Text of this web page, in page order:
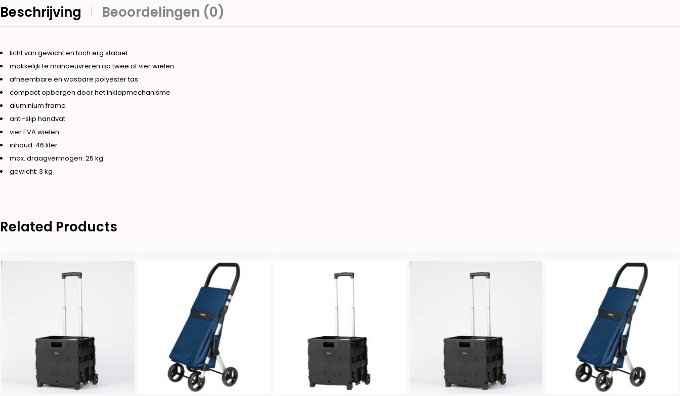
Beschrijving Beoordelingen (0)
licht van gewicht en toch erg stabiel
makkelijk te manoeuvreren op twee of vier wielen
afneembare en wasbare polyester tas
compact opbergen door het inklapmechanisme
aluminium frame
anti-slip handvat
vier EVA wielen
inhoud: 46 liter
max. draagvermogen: 25 kg
gewicht: 3 kg
Related Products